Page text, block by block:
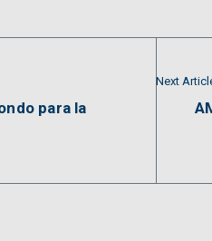
para la
Next